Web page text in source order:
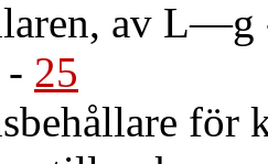
av L—g
- 25
för